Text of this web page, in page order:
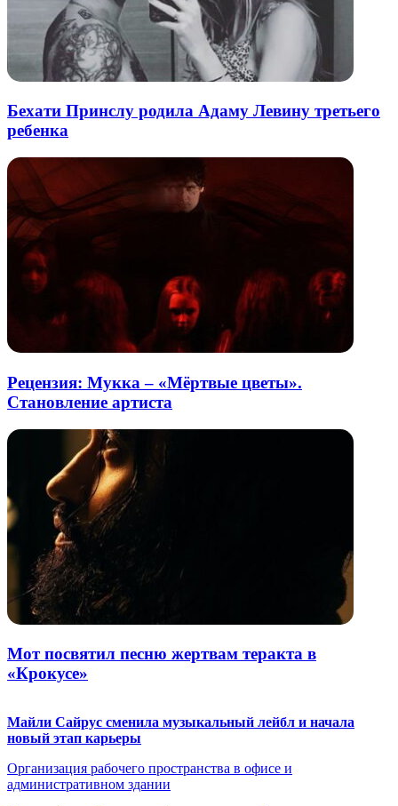
Бехати Принслу родила Адаму Левину третьего
ребенка
Рецензия: Мукка – «Мёртвые цветы».
Становление артиста
Мот посвятил песню жертвам теракта в
«Крокусе»
Майли Сайрус сменила музыкальный лейбл и начала
новый этап карьеры
Организация рабочего пространства в офисе и
административном здании